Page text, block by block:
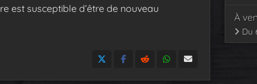
est susceptible d’être de nouveau
À
Du